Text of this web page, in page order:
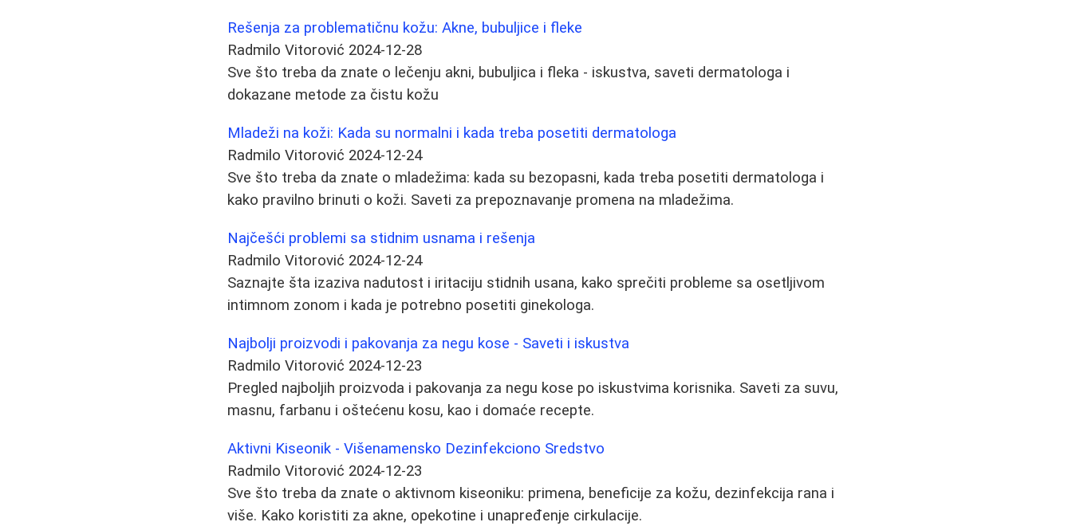
Rešenja za problematičnu kožu: Akne, bubuljice i fleke
Radmilo Vitorović 2024-12-28
Sve što treba da znate o lečenju akni, bubuljica i fleka - iskustva, saveti dermatologa i
dokazane metode za čistu kožu
Mladeži na koži: Kada su normalni i kada treba posetiti dermatologa
Radmilo Vitorović 2024-12-24
Sve što treba da znate o mladežima: kada su bezopasni, kada treba posetiti dermatologa i
kako pravilno brinuti o koži. Saveti za prepoznavanje promena na mladežima.
Najčešći problemi sa stidnim usnama i rešenja
Radmilo Vitorović 2024-12-24
Saznajte šta izaziva nadutost i iritaciju stidnih usana, kako sprečiti probleme sa osetljivom
intimnom zonom i kada je potrebno posetiti ginekologa.
Najbolji proizvodi i pakovanja za negu kose - Saveti i iskustva
Radmilo Vitorović 2024-12-23
Pregled najboljih proizvoda i pakovanja za negu kose po iskustvima korisnika. Saveti za suvu,
masnu, farbanu i oštećenu kosu, kao i domaće recepte.
Aktivni Kiseonik - Višenamensko Dezinfekciono Sredstvo
Radmilo Vitorović 2024-12-23
Sve što treba da znate o aktivnom kiseoniku: primena, beneficije za kožu, dezinfekcija rana i
više. Kako koristiti za akne, opekotine i unapređenje cirkulacije.